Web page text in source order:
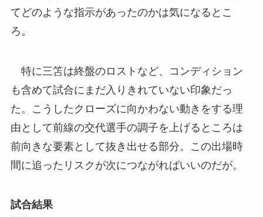
てどのような指示があったのかは気になるとこ
ろ。
特に三笘は終盤のロストなど、コンディション
も含めて試合にまだ入りきれていない印象だっ
た。こうしたクローズに向かわない動きをする理
由として前線の交代選手の調子を上げるところは
前向きな要素として抜き出せる部分。この出場時
間に追ったリスクが次につながればいいのだが。
試合結果